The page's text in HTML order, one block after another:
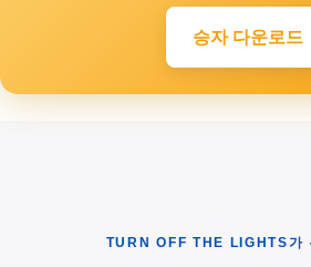
승자 다운로드
TURN OFF THE LIGHTS가